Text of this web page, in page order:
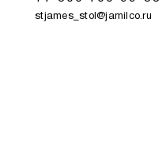
stjames_stol@jamilco.ru